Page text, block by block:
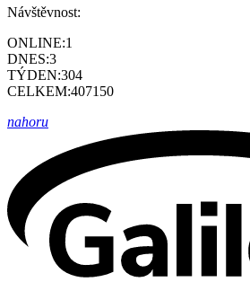
Návštěvnost:
ONLINE:1
DNES:3
TÝDEN:304
CELKEM:407150
nahoru